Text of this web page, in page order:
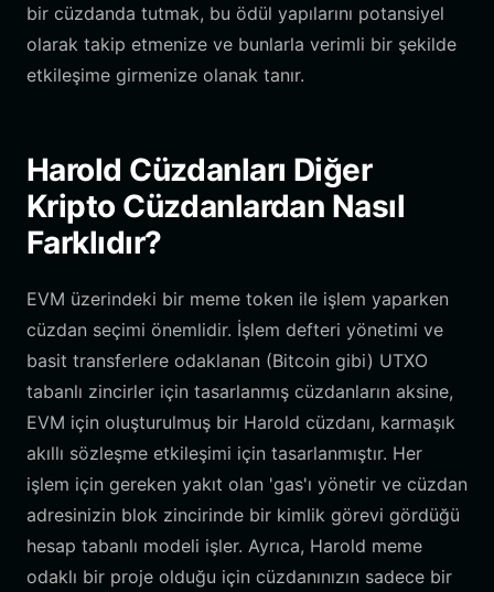
bir cüzdanda tutmak, bu ödül yapılarını potansiyel
olarak takip etmenize ve bunlarla verimli bir şekilde
etkileşime girmenize olanak tanır.
Harold Cüzdanları Diğer
Kripto Cüzdanlardan Nasıl
Farklıdır?
EVM üzerindeki bir meme token ile işlem yaparken
cüzdan seçimi önemlidir. İşlem defteri yönetimi ve
basit transferlere odaklanan (Bitcoin gibi) UTXO
tabanlı zincirler için tasarlanmış cüzdanların aksine,
EVM için oluşturulmuş bir Harold cüzdanı, karmaşık
akıllı sözleşme etkileşimi için tasarlanmıştır. Her
işlem için gereken yakıt olan 'gas'ı yönetir ve cüzdan
adresinizin blok zincirinde bir kimlik görevi gördüğü
hesap tabanlı modeli işler. Ayrıca, Harold meme
odaklı bir proje olduğu için cüzdanınızın sadece bir